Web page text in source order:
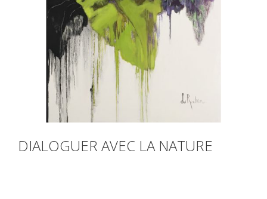
DIALOGUER AVEC LA NATURE